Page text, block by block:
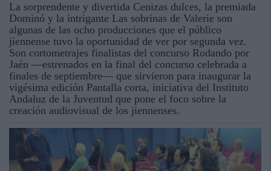
La sorprendente y divertida Cenizas dulces, la premiada
Dominó y la intrigante Las sobrinas de Valerie son
algunas de las ocho producciones que el público
jiennense tuvo la oportunidad de ver por segunda vez.
Son cortometrajes finalistas del concurso Rodando por
Jaén —estrenados en la final del concurso celebrada a
finales de septiembre— que sirvieron para inaugurar la
vigésima edición Pantalla corta, iniciativa del Instituto
Andaluz de la Juventud que pone el foco sobre la
creación audiovisual de los jiennenses.